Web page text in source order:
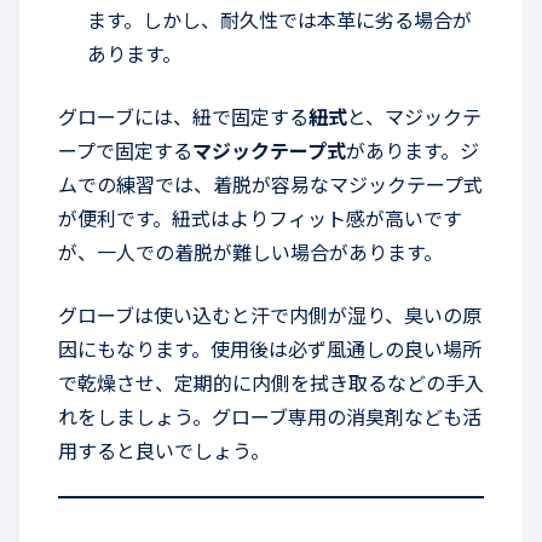
ます。しかし、耐久性では本革に劣る場合が
あります。
グローブには、紐で固定する紐式と、マジックテ
ープで固定するマジックテープ式があります。ジ
ムでの練習では、着脱が容易なマジックテープ式
が便利です。紐式はよりフィット感が高いです
が、一人での着脱が難しい場合があります。
グローブは使い込むと汗で内側が湿り、臭いの原
因にもなります。使用後は必ず風通しの良い場所
で乾燥させ、定期的に内側を拭き取るなどの手入
れをしましょう。グローブ専用の消臭剤なども活
用すると良いでしょう。